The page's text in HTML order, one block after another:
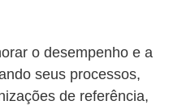
o desempenho e a
seus processos,
de referência,